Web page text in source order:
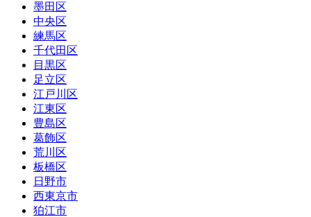
墨田区
中央区
練馬区
千代田区
目黒区
足立区
江戸川区
江東区
豊島区
葛飾区
荒川区
板橋区
日野市
西東京市
狛江市